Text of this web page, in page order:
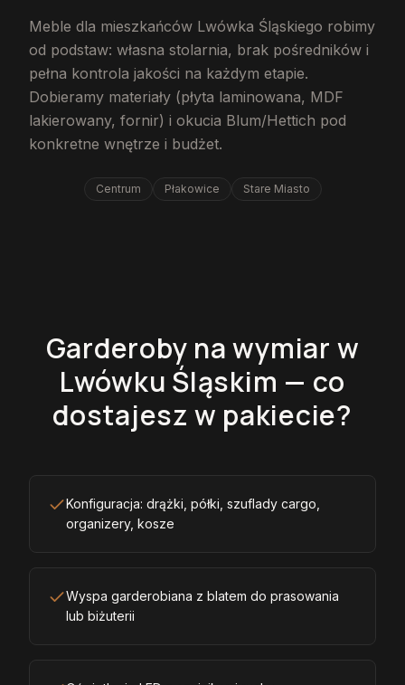
Meble dla mieszkańców Lwówka Śląskiego robimy
od podstaw: własna stolarnia, brak pośredników i
pełna kontrola jakości na każdym etapie.
Dobieramy materiały (płyta laminowana, MDF
lakierowany, fornir) i okucia Blum/Hettich pod
konkretne wnętrze i budżet.
Centrum Płakowice Stare Miasto
Garderoby na wymiar w
Lwówku Śląskim — co
dostajesz w pakiecie?
Konfiguracja: drążki, półki, szuflady cargo,
organizery, kosze
Wyspa garderobiana z blatem do prasowania
lub biżuterii